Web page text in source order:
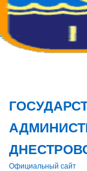
Официальный сайт